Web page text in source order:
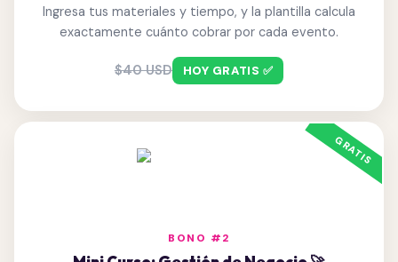
Ingresa tus materiales y tiempo, y la plantilla calcula
exactamente cuánto cobrar por cada evento.
$40 USD HOY GRATIS ✅
BONO #2